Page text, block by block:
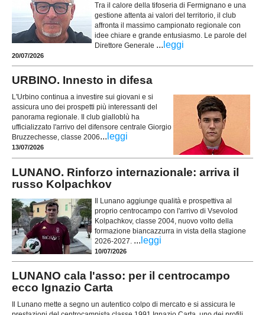
Tra il calore della tifoseria di Fermignano e una
gestione attenta ai valori del territorio, il club
affronta il massimo campionato regionale con
idee chiare e grande entusiasmo. Le parole del
Direttore Generale ... leggi
20/07/2026
URBINO. Innesto in difesa
L'Urbino continua a investire sui giovani e si
assicura uno dei prospetti più interessanti del
panorama regionale. Il club gialloblù ha
ufficializzato l'arrivo del difensore centrale Giorgio
Bruzzechesse, classe 2006... leggi
13/07/2026
LUNANO. Rinforzo internazionale: arriva il
russo Kolpachkov
Il Lunano aggiunge qualità e prospettiva al
proprio centrocampo con l'arrivo di Vsevolod
Kolpachkov, classe 2004, nuovo volto della
formazione biancazzurra in vista della stagione
2026-2027. ... leggi
10/07/2026
LUNANO cala l'asso: per il centrocampo
ecco Ignazio Carta
Il Lunano mette a segno un autentico colpo di mercato e si assicura le